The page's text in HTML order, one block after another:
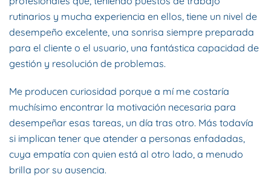
rutinarios y mucha experiencia en ellos, tiene un nivel de
desempeño excelente, una sonrisa siempre preparada
para el cliente o el usuario, una fantástica capacidad de
gestión y resolución de problemas.
Me producen curiosidad porque a mí me costaría
muchísimo encontrar la motivación necesaria para
desempeñar esas tareas, un día tras otro. Más todavía
si implican tener que atender a personas enfadadas,
cuya empatía con quien está al otro lado, a menudo
brilla por su ausencia.